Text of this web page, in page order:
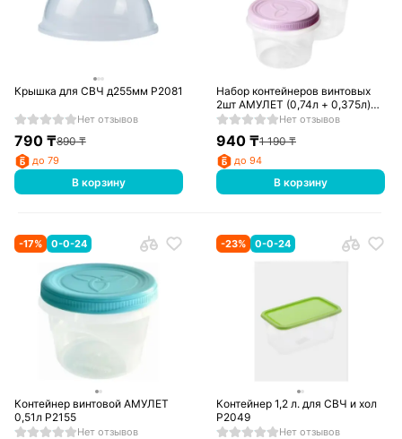
Крышка для СВЧ д255мм Р2081
Нет отзывов
790₸890₸
до 79
В корзину
Набор контейнеров винтовых
2шт АМУЛЕТ (0,74л + 0,375л)
Р2184
Нет отзывов
940 ₸1 190₸
до 94
В корзину
-17% 0-0-24
Контейнер винтовой АМУЛЕТ
0,51л Р2155
Нет отзывов
-23% 0-0-24
Контейнер 1,2 л. для СВЧ и хол
Р2049
Нет отзывов